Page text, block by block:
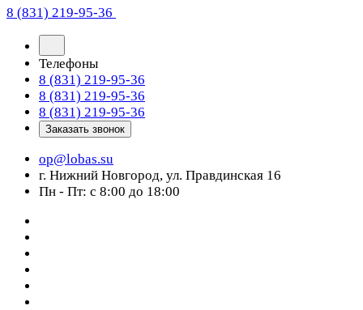
8 (831) 219-95-36
Телефоны
8 (831) 219-95-36
8 (831) 219-95-36
8 (831) 219-95-36
Заказать звонок
op@lobas.su
г. Нижний Новгород, ул. Правдинская 16
Пн - Пт: с 8:00 до 18:00